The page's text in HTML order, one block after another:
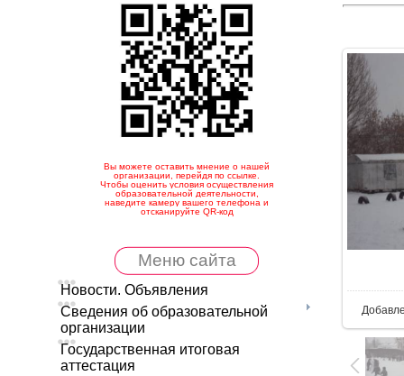
Вы можете оставить мнение о нашей
организации, перейдя по ссылке.
Чтобы оценить условия осуществления
образовательной деятельности,
наведите камеру вашего телефона и
отсканируйте QR-код
Меню сайта
Новости. Объявления
Сведения об образовательной
организации
Государственная итоговая
аттестация